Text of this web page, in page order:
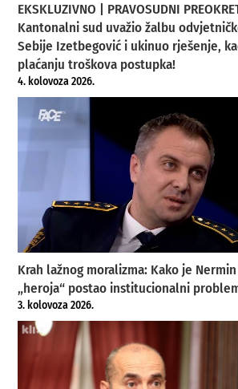
EKSKLUZIVNO | PRAVOSUDNI
Kantonalni sud uvažio žalbu
Sebije Izetbegović i ukinuo rješenje,
plaćanju troškova postupka!
4. kolovoza 2026.
Krah lažnog moralizma: Kako je
„heroja“ postao institucionalni
3. kolovoza 2026.